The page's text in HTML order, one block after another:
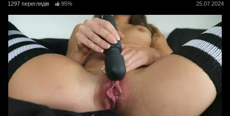
1297 переглядів 95% 25.07.2024